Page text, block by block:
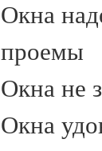
Окна
проемы
Окна не
Окна